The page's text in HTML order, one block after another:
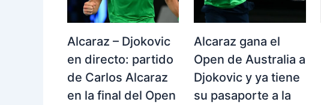
Alcaraz – Djokovic
en directo: partido
de Carlos Alcaraz
en la final del Open
Alcaraz gana el
Open de Australia a
Djokovic y ya tiene
su pasaporte a la